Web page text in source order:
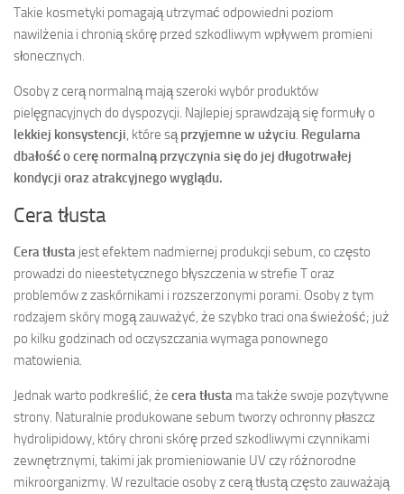
Takie kosmetyki pomagają utrzymać odpowiedni poziom
nawilżenia i chronią skórę przed szkodliwym wpływem promieni
słonecznych.
Osoby z cerą normalną mają szeroki wybór produktów
pielęgnacyjnych do dyspozycji. Najlepiej sprawdzają się formuły o
lekkiej konsystencji, które sąprzyjemne w użyciu. Regularna
dbałość o cerę normalną przyczynia się do jej długotrwałej
kondycji oraz atrakcyjnego wyglądu.
Cera tłusta
Cera tłusta jest efektem nadmiernej produkcji sebum, co często
prowadzi do nieestetycznego błyszczenia w strefie T oraz
problemów z zaskórnikami i rozszerzonymi porami. Osoby z tym
rodzajem skóry mogą zauważyć, że szybko traci ona świeżość; już
po kilku godzinach od oczyszczania wymaga ponownego
matowienia.
Jednak warto podkreślić, że cera tłusta ma także swoje pozytywne
strony. Naturalnie produkowane sebum tworzy ochronny płaszcz
hydrolipidowy, który chroni skórę przed szkodliwymi czynnikami
zewnętrznymi, takimi jak promieniowanie UV czy różnorodne
mikroorganizmy. W rezultacie osoby z cerą tłustą często zauważają